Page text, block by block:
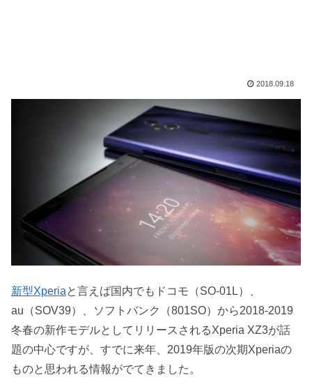
2018.09.18
新型Xperiaと言えば国内でもドコモ（SO-01L）、
au（SOV39）、ソフトバンク（801SO）から2018-2019
冬春の新作モデルとしてリリースされるXperia XZ3が話
題の中心ですが、すでに来年、2019年版の次期Xperiaの
ものと思われる情報がでてきました。